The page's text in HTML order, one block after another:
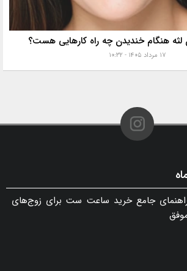
لثه هنگام خندیدن چه راه کارهایی هست؟
۱۷ مرداد ۱۴۰۵ - ۱۰:۳۲
جامع خرید ساعت ست برای زوج‌های